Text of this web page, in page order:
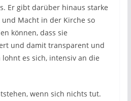
Er gibt darüber hinaus starke
Macht in der Kirche so
können, dass sie
und damit transparent und
es sich, intensiv an die
wenn sich nichts tut.